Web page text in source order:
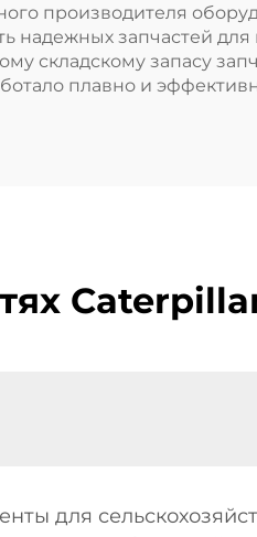
производителя
надежных запчастей
складскому запасу
плавно и
для